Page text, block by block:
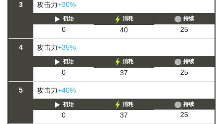
3 攻击力+30%
初始
0
消耗
40
持续
25
4 攻击力+35%
初始
0
消耗
37
持续
25
5 攻击力+40%
初始
0
消耗
37
持续
25